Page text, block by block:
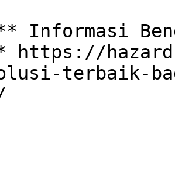
Informasi
https://
terbaik-